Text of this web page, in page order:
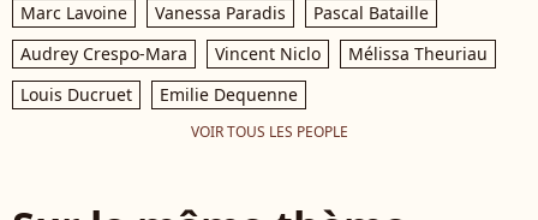
Marc Lavoine Vanessa Paradis
Pascal Bataille
Audrey Crespo-Mara
Vincent Niclo
Mélissa Theuriau
Louis Ducruet
Emilie Dequenne
VOIR TOUS LES PEOPLE